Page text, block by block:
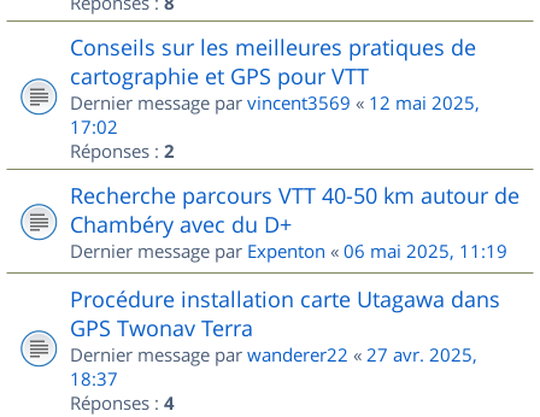
Conseils sur les meilleures pratiques de
cartographie et GPS pour VTT
Dernier message par vincent3569 « 12 mai 2025,
17:02
Réponses : 2
Recherche parcours VTT 40-50 km autour de
Chambéry avec du D+
Dernier message par Expenton « 06 mai 2025, 11:19
Procédure installation carte Utagawa dans
GPS Twonav Terra
Dernier message par wanderer22 « 27 avr. 2025,
18:37
Réponses : 4